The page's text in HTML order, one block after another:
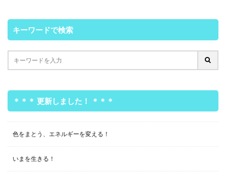
キーワードで検索
＊＊＊ 更新しました！ ＊＊＊
色をまとう、エネルギーを変える！
いまを生きる！